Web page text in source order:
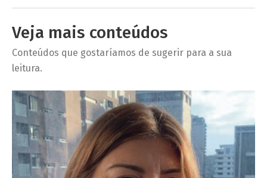
Veja mais conteúdos
Conteúdos que gostaríamos de sugerir para a sua
leitura.